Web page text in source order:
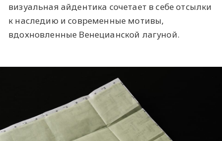
визуальная айдентика сочетает в себе отсылки
к наследию и современные мотивы,
вдохновленные Венецианской лагуной.